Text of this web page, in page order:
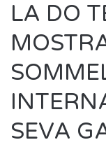
LA DO
SEVA